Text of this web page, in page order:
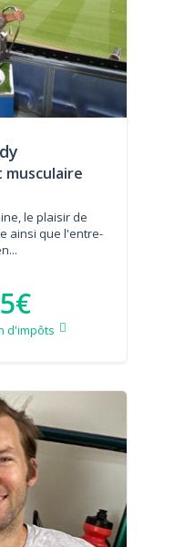
le plaisir de
ainsi que l'entre-
d'impôts